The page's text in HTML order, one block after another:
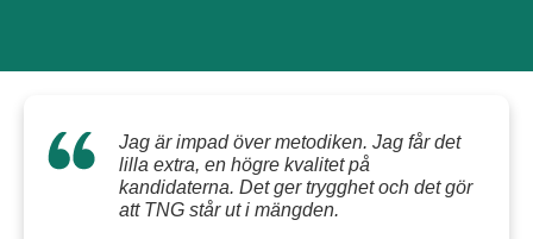
Jag är impad över metodiken. Jag får det
lilla extra, en högre kvalitet på
kandidaterna. Det ger trygghet och det gör
att TNG står ut i mängden.